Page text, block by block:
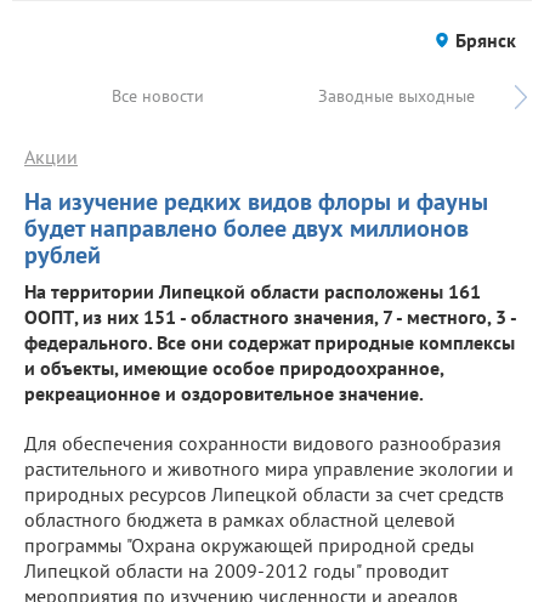
Брянск
Все новости Заводные выходные
На изучение редких видов флоры и фауны
будет направлено более двух миллионов
рублей
Акции
На территории Липецкой области расположены 161
ООПТ, из них 151 - областного значения, 7 - местного, 3 -
федерального. Все они содержат природные комплексы
и объекты, имеющие особое природоохранное,
рекреационное и оздоровительное значение.
Для обеспечения сохранности видового разнообразия
растительного и животного мира управление экологии и
природных ресурсов Липецкой области за счет средств
областного бюджета в рамках областной целевой
программы "Охрана окружающей природной среды
Липецкой области на 2009-2012 годы" проводит
мероприятия по изучению численности и ареалов